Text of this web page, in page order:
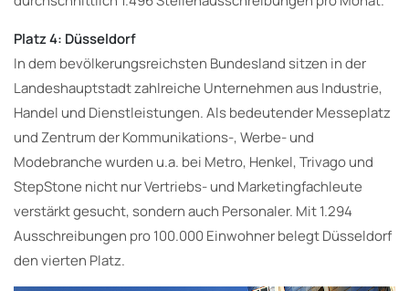
Platz 4: Düsseldorf
In dem bevölkerungsreichsten Bundesland sitzen in der
Landeshauptstadt zahlreiche Unternehmen aus Industrie,
Handel und Dienstleistungen. Als bedeutender Messeplatz
und Zentrum der Kommunikations-, Werbe- und
Modebranche wurden u.a. bei Metro, Henkel, Trivago und
StepStone nicht nur Vertriebs- und Marketingfachleute
verstärkt gesucht, sondern auch Personaler. Mit 1.294
Ausschreibungen pro 100.000 Einwohner belegt Düsseldorf
den vierten Platz.